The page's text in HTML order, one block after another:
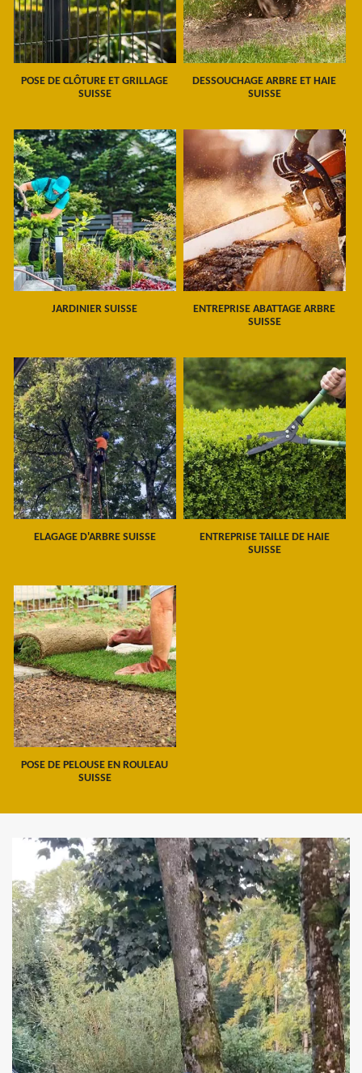
POSE DE CLÔTURE ET GRILLAGE
SUISSE
DESSOUCHAGE ARBRE ET HAIE
SUISSE
JARDINIER SUISSE
ENTREPRISE ABATTAGE ARBRE
SUISSE
ELAGAGE D'ARBRE SUISSE
ENTREPRISE TAILLE DE HAIE
SUISSE
POSE DE PELOUSE EN ROULEAU
SUISSE